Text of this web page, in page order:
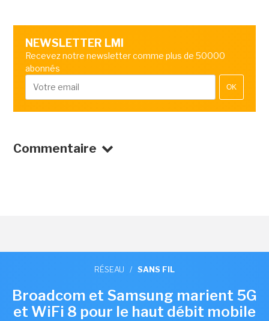
NEWSLETTER LMI
Recevez notre newsletter comme plus de 50000
abonnés
OK
Commentaire
RÉSEAU / SANS FIL
Broadcom et Samsung marient 5G
et WiFi 8 pour le haut débit mobile